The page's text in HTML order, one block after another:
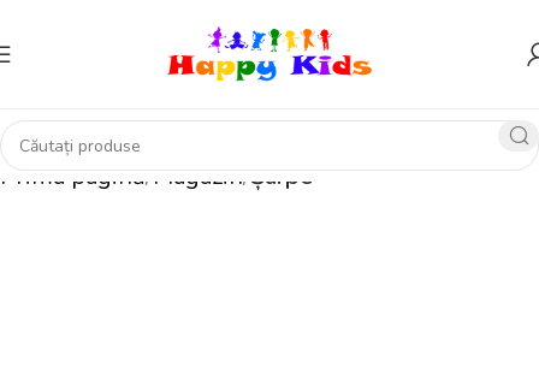
Prima pagină Magazin Șarpe